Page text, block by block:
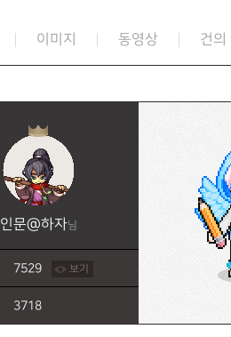
이미지 동영상 건의
인문@하자님
7529 보기
3718